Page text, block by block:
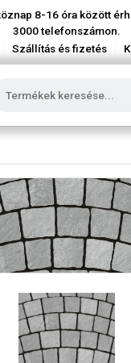
8-16 óra között
3000telefonszámon.
Szállítás és fizetés